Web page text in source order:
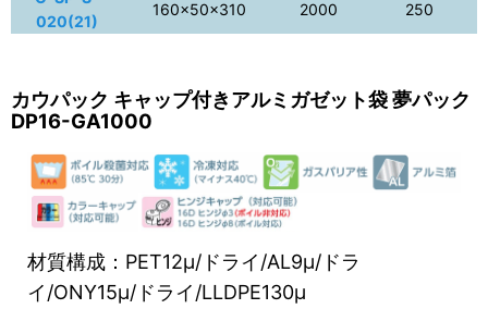
020(21)
160×50×310 2000 250
カウパック キャップ付きアルミガゼット袋 夢パック
DP16-GA1000
材質構成：PET12μ/ドライ/AL9μ/ドラ
イ/ONY15μ/ドライ/LLDPE130μ